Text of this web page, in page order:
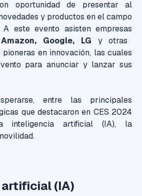
oportunidad de presentar al
y productos en el campo
este evento asisten empresas
Google, LG yotras
en innovación, las cuales
para anunciar y lanzar sus
entre las principales
que destacaron en CES 2024
inteligencia artificial (IA), la
(IA)